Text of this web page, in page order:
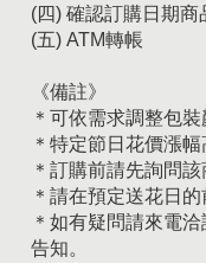
(四) 確認訂購日期商
(五) ATM轉帳
《備註》
＊可依需求調整包裝
＊特定節日花價漲
＊訂購前請先詢問該
＊請在預定送花日
＊如有疑問請來電
告知。